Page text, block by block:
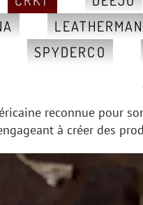
LEATHERMAN
SPYDERCO
reconnue pour
à créer des